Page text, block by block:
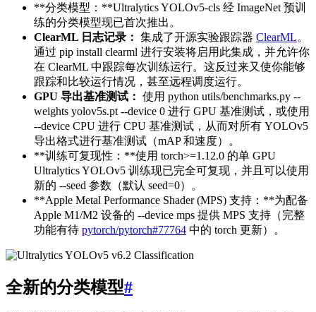
**分类模型：**Ultralytics YOLOv5-cls 经 ImageNet 预训
练的分类模型现已首次推出。
ClearML 日志记录： 集成了开源实验跟踪器 ClearML。
通过 pip install clearml 进行安装将启用此集成，并允许你
在 ClearML 中跟踪每次训练运行。这反过来又使你能够
跟踪和比较运行情况，甚至远程调度运行。
GPU 导出基准测试： 使用 python utils/benchmarks.py --
weights yolov5s.pt --device 0 进行 GPU 基准测试，或使用
--device CPU 进行 CPU 基准测试，从而对所有 YOLOv5
导出格式进行基准测试（mAP 和速度）。
**训练可复现性：**使用 torch>=1.12.0 的单 GPU
Ultralytics YOLOv5 训练现已完全可复现，并且可以使用
新的 --seed 参数（默认 seed=0）。
**Apple Metal Performance Shader (MPS) 支持：**为配备
Apple M1/M2 设备的 --device mps 提供 MPS 支持（完整
功能有待 pytorch/pytorch#77764 中的 torch 更新）。
全新的分类模型#